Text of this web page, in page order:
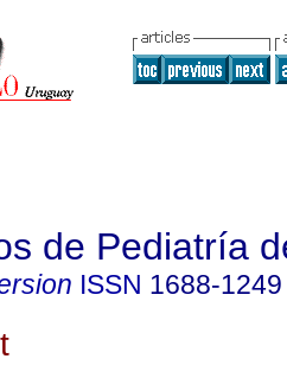
de Pediatría
ISSN 1688-1249